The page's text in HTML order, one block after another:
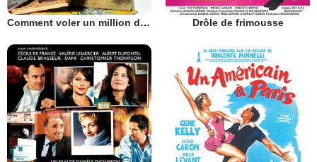
Comment voler un million de dollars Drôle de frimousse